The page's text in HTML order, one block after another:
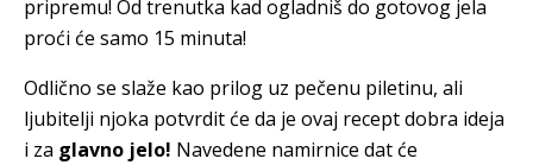
pripremu! Od trenutka kad ogladniš do gotovog jela
proći će samo 15 minuta!
Odlično se slaže kao prilog uz pečenu piletinu, ali
ljubitelji njoka potvrdit će da je ovaj recept dobra ideja
i za glavno jelo! Navedene namirnice dat će